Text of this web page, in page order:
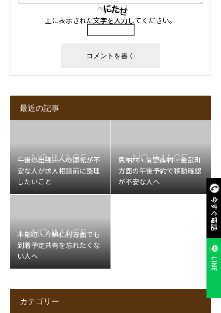
今すぐ電話
LINE
上に表示された文字を入力してください。
最近の記事
午後の出張先への運転が不
安な人が求人相談前に整理
したいこと
恩納村・宜野座村・金武町
方面の午後予約で移動確認
が不安な人へ
本部町・今帰仁村方面でも
到着予定共有を忘れたくな
い人へ
カテゴリー